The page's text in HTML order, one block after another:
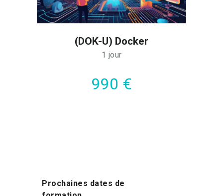
(DOK-U) Docker
1 jour
990 €
Prochaines dates de